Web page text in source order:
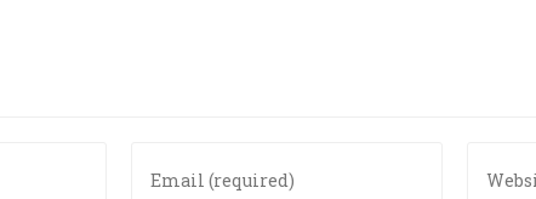
your
your